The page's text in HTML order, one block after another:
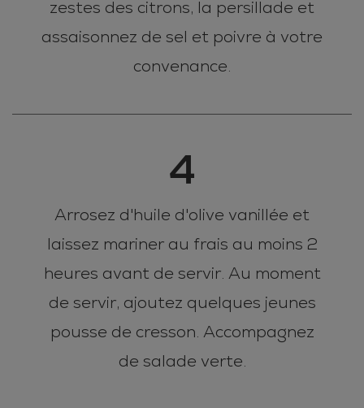
zestes des citrons, la persillade et
assaisonnez de sel et poivre à votre
convenance.
4
Arrosez d'huile d'olive vanillée et
laissez mariner au frais au moins 2
heures avant de servir. Au moment
de servir, ajoutez quelques jeunes
pousse de cresson. Accompagnez
de salade verte.